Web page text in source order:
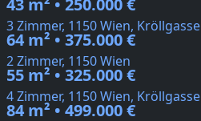
43 m² • 250.000 €
3 Zimmer, 1150 Wien, Kröllgasse
64 m² • 375.000 €
2 Zimmer, 1150 Wien
55 m² • 325.000 €
4 Zimmer, 1150 Wien, Kröllgasse
84 m² • 499.000 €